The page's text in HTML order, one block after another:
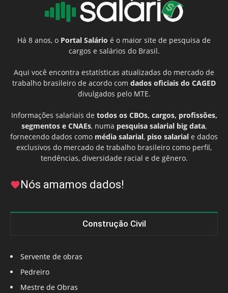
Há 8 anos, o Portal Salário é o maior site de pesquisa de
cargos e salários do Brasil.
Aqui você encontra estatísticas atualizadas do mercado de
trabalho brasileiro de acordo com dados oficiais do CAGED
divulgados pelo MTE.
Informações salariais de todos os CBOs, cargos, profissões,
segmentos e CNAEs, numa pesquisa salarial big data,
fornecendo dados como média salarial, piso salarial e dados
exclusivos do mercado de trabalho brasileiro como perfil,
tendências, diversidade racial e de gênero.
Nós amamos dados!
Construção Civil
Servente de obras
Pedreiro
Mestre de Obras